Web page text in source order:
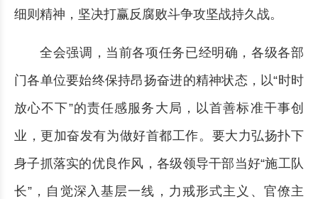
细则精神，坚决打赢反腐败斗争攻坚战持久战。
全会强调，当前各项任务已经明确，各级各部
门各单位要始终保持昂扬奋进的精神状态，以“时时
放心不下”的责任感服务大局，以首善标准干事创
业，更加奋发有为做好首都工作。要大力弘扬扑下
身子抓落实的优良作风，各级领导干部当好“施工队
长”，自觉深入基层一线，力戒形式主义、官僚主